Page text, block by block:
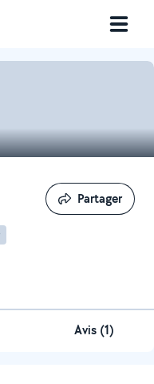
Partager
Partager
Avis (1)